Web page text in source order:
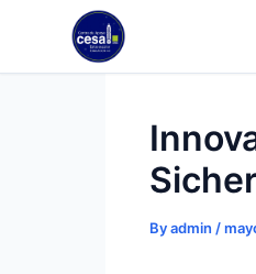
content
Byadmin /